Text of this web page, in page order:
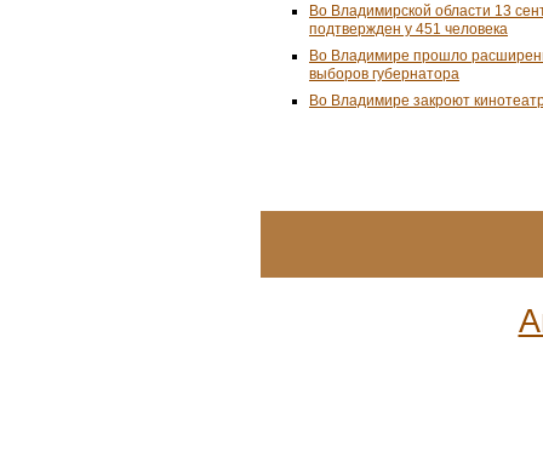
Во Владимирской области 13
подтвержден у 451 человека
Во Владимире прошло
выборов губернатора
Во Владимире закроют